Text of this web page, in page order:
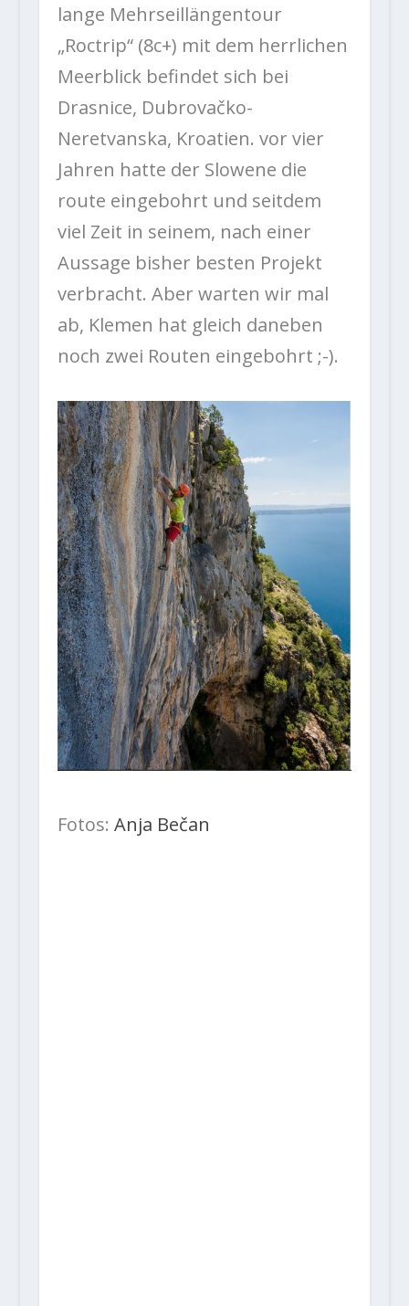
lange Mehrseillängentour
„Roctrip“ (8c+) mit dem herrlichen
Meerblick befindet sich bei
Drasnice, Dubrovačko-
Neretvanska, Kroatien. vor vier
Jahren hatte der Slowene die
route eingebohrt und seitdem
viel Zeit in seinem, nach einer
Aussage bisher besten Projekt
verbracht. Aber warten wir mal
ab, Klemen hat gleich daneben
noch zwei Routen eingebohrt ;-).
Fotos: Anja Bečan